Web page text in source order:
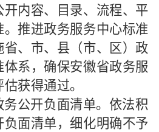
内容、目录、流程、平
推进政务服务中心标准
、市、县（市、区）政
系，确保安徽省政务服
获得通过。
务公开负面清单。 依法积
面清单，细化明确不予